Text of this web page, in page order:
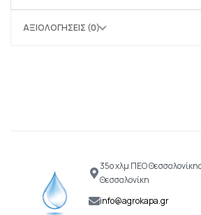
ΑΞΙΟΛΟΓΉΣΕΙΣ (0)
35ο χλμ ΠΕΟ
Θεσσαλονίκη
info@agrokapa.gr